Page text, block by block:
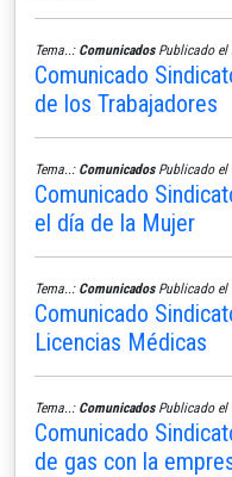
Tema..: ComunicadosPublicado el
Comunicado
de los Trabajadores
Tema..: ComunicadosPublicado el
Comunicado
el día de la Mujer
Tema..: ComunicadosPublicado el
Comunicado
Licencias Médicas
Tema..: ComunicadosPublicado el
Comunicado
de gas con la